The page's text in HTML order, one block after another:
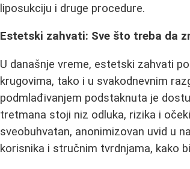
liposukciju i druge procedure.
Estetski zahvati: Sve što treba da
U današnje vreme, estetski zahvati
krugovima, tako i u svakodnevnim
podmlađivanjem podstaknuta je
tretmana stoji niz odluka, rizika i
sveobuhvatan, anonimizovan uvid u
korisnika i stručnim tvrdnjama, kako